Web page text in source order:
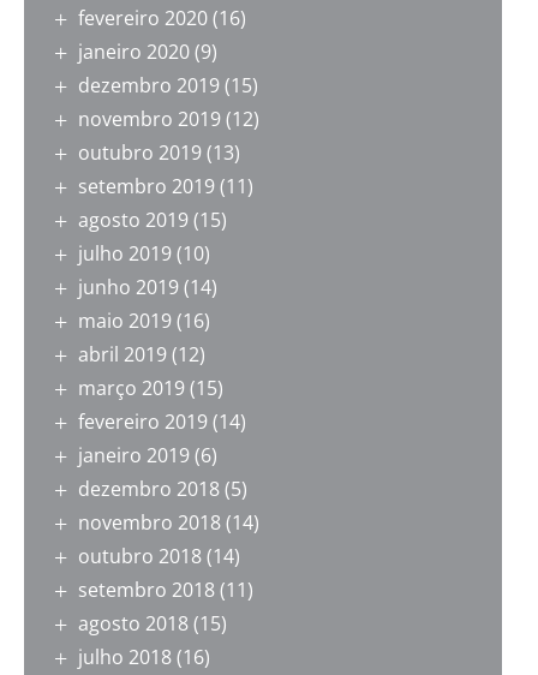
fevereiro 2020(16)
janeiro 2020(9)
dezembro 2019(15)
novembro 2019(12)
outubro 2019(13)
setembro 2019(11)
agosto 2019(15)
julho 2019(10)
junho 2019(14)
maio 2019(16)
abril 2019(12)
março 2019(15)
fevereiro 2019(14)
janeiro 2019(6)
dezembro 2018(5)
novembro 2018(14)
outubro 2018(14)
setembro 2018(11)
agosto 2018(15)
julho 2018(16)